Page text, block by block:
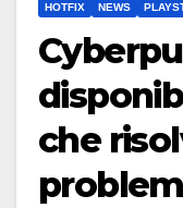
HOTFIX
NEWS
che